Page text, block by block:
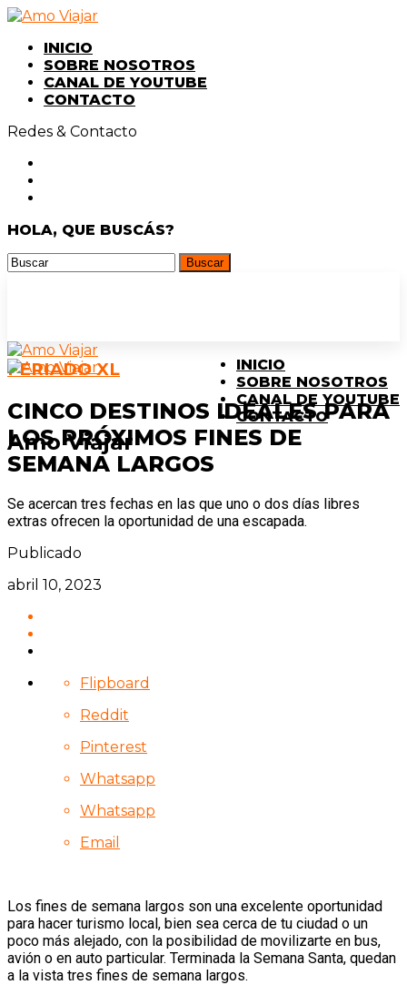
INICIO
SOBRE NOSOTROS
CANAL DE YOUTUBE
CONTACTO
Redes & Contacto
HOLA, QUE BUSCÁS?
Amo Viajar
INICIO
SOBRE NOSOTROS
CANAL DE YOUTUBE
CONTACTO
FERIADO XL
CINCO DESTINOS IDEALES PARA
LOS PRÓXIMOS FINES DE
SEMANA LARGOS
Se acercan tres fechas en las que uno o dos días libres
extras ofrecen la oportunidad de una escapada.
Publicado
abril 10, 2023
Flipboard
Reddit
Pinterest
Whatsapp
Whatsapp
Email
Los fines de semana largos son una excelente oportunidad
para hacer turismo local, bien sea cerca de tu ciudad o un
poco más alejado, con la posibilidad de movilizarte en bus,
avión o en auto particular. Terminada la Semana Santa, quedan
a la vista tres fines de semana largos.